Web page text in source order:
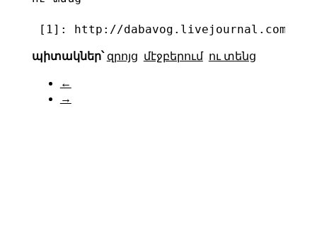
[1]: http://dabavog.livejournal.com/
պիտակներ՝ զրոյց մէջբերում ու տենց
←
→